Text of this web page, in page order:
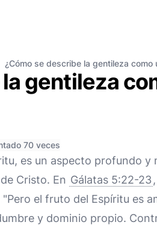
¿Cómo se describe la gentileza como
gentileza
70 veces
es un aspecto profundo
Cristo. En Gálatas 5:22-23
el fruto del Espíritu es
y dominio propio.